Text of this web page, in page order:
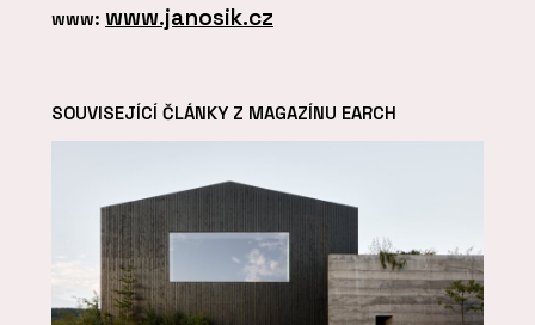
www: www.janosik.cz
SOUVISEJÍCÍ ČLÁNKY Z MAGAZÍNU EARCH